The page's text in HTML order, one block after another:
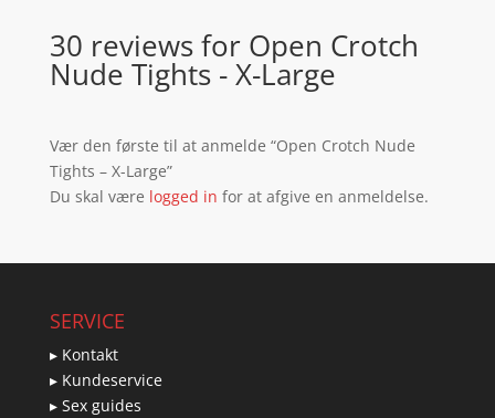
30 reviews for Open Crotch
Nude Tights - X-Large
Vær den første til at anmelde “Open Crotch Nude
Tights – X-Large”
Du skal være logged in for at afgive en anmeldelse.
SERVICE
▸ Kontakt
▸ Kundeservice
▸ Sex guides